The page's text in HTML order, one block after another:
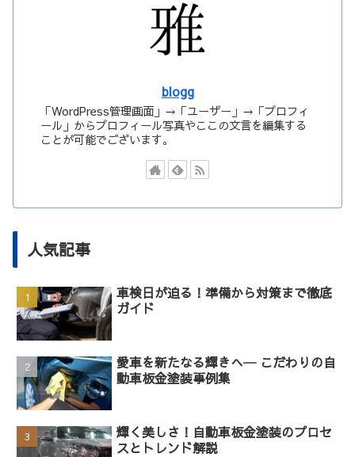
blogg
「WordPress管理画面」→「ユーザー」→「プロフィ
ール」からプロフィール写真やここの文言を編集する
ことが可能でございます。
人気記事
車検日が迫る！準備から対策まで徹底
ガイド
愛車を新たなる輝きへ─ こだわりの自
動車板金塗装事例集
輝く美しさ！自動車板金塗装のプロセ
スとトレンド解説